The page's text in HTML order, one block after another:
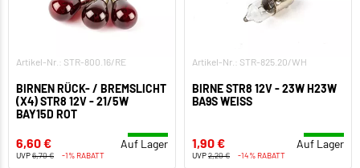
Artikel-Nr.: STR-800.16/RE
BIRNEN RÜCK- / BREMSLICHT
(X4) STR8 12V - 21/5W
BAY15D ROT
6,60 € Auf Lager
UVP6,70 € -1% RABATT
Artikel-Nr.: STR-825.20/WH
BIRNE STR8 12V - 23W H23W
BA9S WEISS
1,90 € Auf Lager
UVP2,20 € -14% RABATT